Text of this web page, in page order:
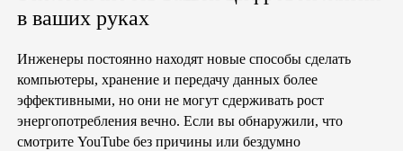
в ваших руках
Инженеры постоянно находят новые способы сделать
компьютеры, хранение и передачу данных более
эффективными, но они не могут сдерживать рост
энергопотребления вечно. Если вы обнаружили, что
смотрите YouTube без причины или бездумно